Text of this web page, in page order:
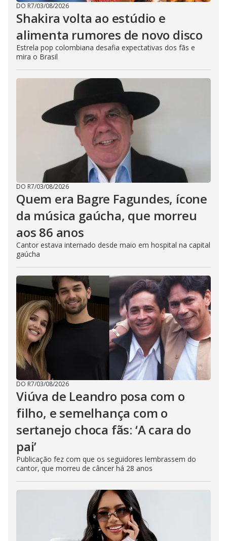
DO R7/03/08/2026
Shakira volta ao estúdio e
alimenta rumores de novo disco
Estrela pop colombiana desafia expectativas dos fãs e
mira o Brasil
DO R7/03/08/2026
Quem era Bagre Fagundes, ícone
da música gaúcha, que morreu
aos 86 anos
Cantor estava internado desde maio em hospital na capital
gaúcha
DO R7/03/08/2026
Viúva de Leandro posa com o
filho, e semelhança com o
sertanejo choca fãs: ‘A cara do
pai’
Publicação fez com que os seguidores lembrassem do
cantor, que morreu de câncer há 28 anos